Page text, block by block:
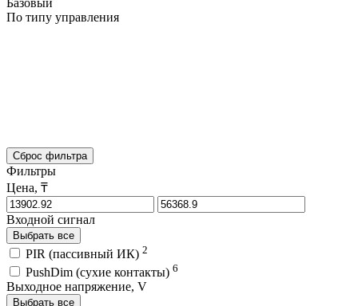
По типу управления
Сброс фильтра
Фильтры
Цена, ₸
Входной сигнал
Выбрать все
PIR (пассивный ИК) 2
PushDim (сухие контакты) 6
Выходное напряжение, V
Выбрать все